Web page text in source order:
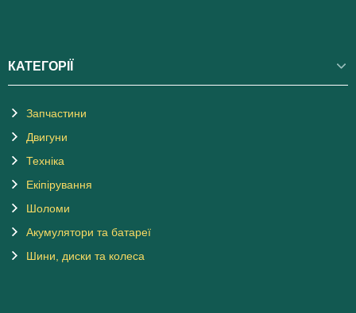
КАТЕГОРІЇ
Запчастини
Двигуни
Техніка
Екіпірування
Шоломи
Акумулятори та батареї
Шини, диски та колеса